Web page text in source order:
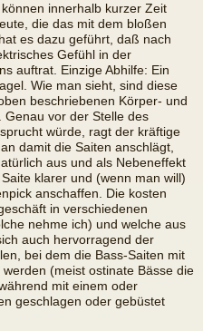
innerhalb kurzer Zeit
die das mit dem bloßen
es dazu geführt, daß nach
Gefühl in der
auftrat. Einzige Abhilfe: Ein
Wie man sieht, sind diese
beschriebenen Körper- und
Genau vor der Stelle des
würde, ragt der kräftige
damit die Saiten anschlägt,
aus und als Nebeneffekt
klarer und (wenn man will)
anschaffen. Die kosten
in verschiedenen
nehme ich) und welche aus
auch hervorragend der
bei dem die Bass-Saiten mit
(meist ostinate Bässe die
mit einem oder
geschlagen oder gebüstet